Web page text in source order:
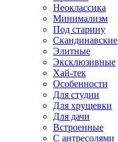
Неоклассика
Минимализм
Под старину
Скандинавские
Элитные
Эксклюзивные
Хай-тек
Особенности
Для студии
Для хрущевки
Для дачи
Встроенные
С антресолями